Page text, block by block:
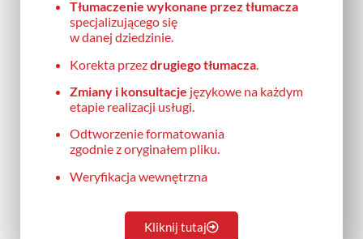
Tłumaczenie wykonane przez tłumacza
specjalizującego się
w danej dziedzinie.
Korekta przezdrugiego tłumacza
Zmiany i konsultacje językowe na każdym
etapie realizacji usługi.
Odtworzenie formatowania
zgodnie z oryginałem pliku.
Weryfikacja wewnętrzna
Kliknij tutaj